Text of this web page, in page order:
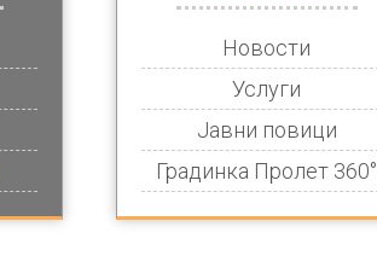
Новости
Услуги
Јавни повици
Градинка Пролет 360°